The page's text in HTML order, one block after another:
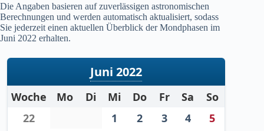
Die Angaben basieren auf zuverlässigen astronomischen
Berechnungen und werden automatisch aktualisiert, sodass
Sie jederzeit einen aktuellen Überblick der Mondphasen im
Juni 2022 erhalten.
Juni 2022
Woche Mo Di Mi Do Fr Sa
So
22
1 2 3 4
5